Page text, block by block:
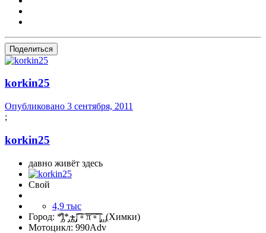
Поделиться
korkin25
Опубликовано 3 сентября, 2011
;
korkin25
давно живёт здесь
Свой
4,9 тыс
Город: *̡͌l̡*̡̡ ̴̡ı̴̴̡ ̡̡͡|͡͡͡ ▫͡ ͡͡π͡͡ ͡▫͡͡ |̡̡̡ ̡ ̡(Химки)
Мотоцикл: 990Adv